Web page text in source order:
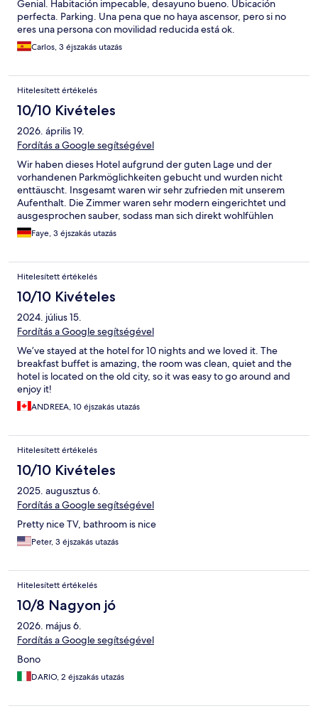
Genial. Habitación impecable, desayuno bueno. Ubicación
perfecta. Parking. Una pena que no haya ascensor, pero si no
eres una persona con movilidad reducida está ok.
Carlos, 3 éjszakás utazás
Hitelesített értékelés
10/10 Kivételes
2026. április 19.
Fordítás a Google segítségével
Wir haben dieses Hotel aufgrund der guten Lage und der
vorhandenen Parkmöglichkeiten gebucht und wurden nicht
enttäuscht. Insgesamt waren wir sehr zufrieden mit unserem
Aufenthalt. Die Zimmer waren sehr modern eingerichtet und
ausgesprochen sauber, sodass man sich direkt wohlfühlen
konnte. Das Frühstück war zwar einfach gehalten, aber
ausreichend und bot alles, was man für einen guten Start in den
das Hotel auf jeden Fall weiterempfehlen.
Faye, 3 éjszakás utazás
Hitelesített értékelés
10/10 Kivételes
2024. július 15.
Fordítás a Google segítségével
We’ve stayed at the hotel for 10 nights and we loved it. The
breakfast buffet is amazing, the room was clean, quiet and the
hotel is located on the old city, so it was easy to go around and
enjoy it!
ANDREEA, 10 éjszakás utazás
Hitelesített értékelés
10/10 Kivételes
2025. augusztus 6.
Fordítás a Google segítségével
Pretty nice TV, bathroom is nice
Peter, 3 éjszakás utazás
Hitelesített értékelés
10/8 Nagyon jó
2026. május 6.
Fordítás a Google segítségével
Bono
DARIO, 2 éjszakás utazás